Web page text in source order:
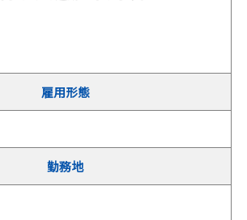
雇用形態
勤務地